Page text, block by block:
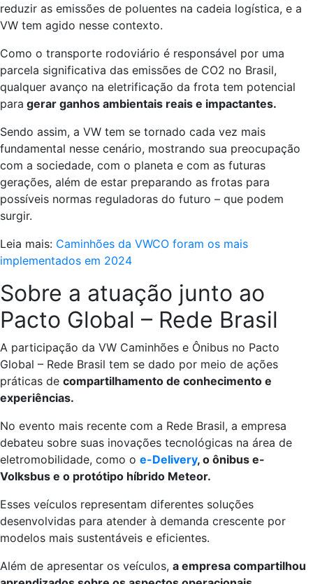
reduzir as emissões de poluentes na cadeia logística, e a
VW tem agido nesse contexto.
Como o transporte rodoviário é responsável por uma
parcela significativa das emissões de CO2 no Brasil,
qualquer avanço na eletrificação da frota tem potencial
para gerar ganhos ambientais reais e impactantes.
Sendo assim, a VW tem se tornado cada vez mais
fundamental nesse cenário, mostrando sua preocupação
com a sociedade, com o planeta e com as futuras
gerações, além de estar preparando as frotas para
possíveis normas reguladoras do futuro – que podem
surgir.
Leia mais: Caminhões da VWCO foram os mais
implementados em 2024
Sobre a atuação junto ao
Pacto Global – Rede Brasil
A participação da VW Caminhões e Ônibus no Pacto
Global – Rede Brasil tem se dado por meio de ações
práticas de compartilhamento de conhecimento e
experiências.
No evento mais recente com a Rede Brasil, a empresa
debateu sobre suas inovações tecnológicas na área de
eletromobilidade, como o e-Delivery, o ônibus e-
Volksbus e o protótipo híbrido Meteor.
Esses veículos representam diferentes soluções
desenvolvidas para atender à demanda crescente por
modelos mais sustentáveis e eficientes.
Além de apresentar os veículos, a empresa compartilhou